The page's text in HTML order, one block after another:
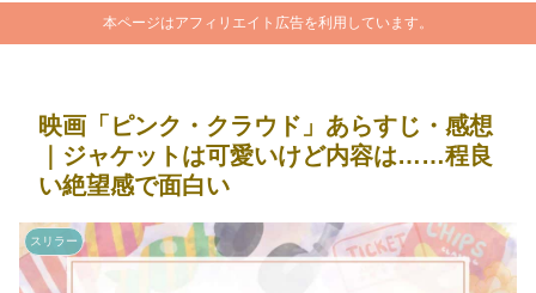
本ページはアフィリエイト広告を利用しています。
映画「ピンク・クラウド」あらすじ・感想
｜ジャケットは可愛いけど内容は……程良
い絶望感で面白い
スリラー